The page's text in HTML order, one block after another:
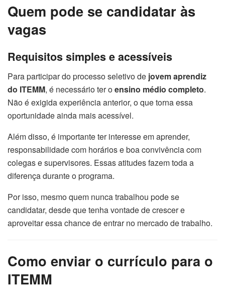
Quem pode se candidatar às
vagas
Requisitos simples e acessíveis
Para participar do processo seletivo de jovem aprendiz
do ITEMM, é necessário ter oensino médio completo.
Não é exigida experiência anterior, o que torna essa
oportunidade ainda mais acessível.
Além disso, é importante ter interesse em aprender,
responsabilidade com horários e boa convivência com
colegas e supervisores. Essas atitudes fazem toda a
diferença durante o programa.
Por isso, mesmo quem nunca trabalhou pode se
candidatar, desde que tenha vontade de crescer e
aproveitar essa chance de entrar no mercado de trabalho.
Como enviar o currículo para o
ITEMM